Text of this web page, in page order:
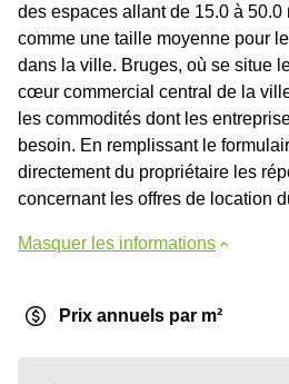
des espaces allant de 15.0 à 50.0
comme une taille moyenne pour
dans la ville. Bruges, où se situe
cœur commercial central de la
les commodités dont les
besoin. En remplissant le
directement du propriétaire les
concernant les offres de location
Masquer les informations
Prix annuels par m²